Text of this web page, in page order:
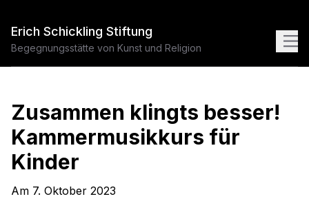
Erich Schickling Stiftung
Begegnungsstätte von Kunst und Religion
Zusammen klingts besser!
Kammermusikkurs für
Kinder
Am 7. Oktober 2023